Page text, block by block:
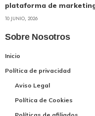
plataforma de
10 JUNIO, 2026
Sobre Nosotros
Inicio
Política de privacidad
Aviso Legal
Política de Cookies